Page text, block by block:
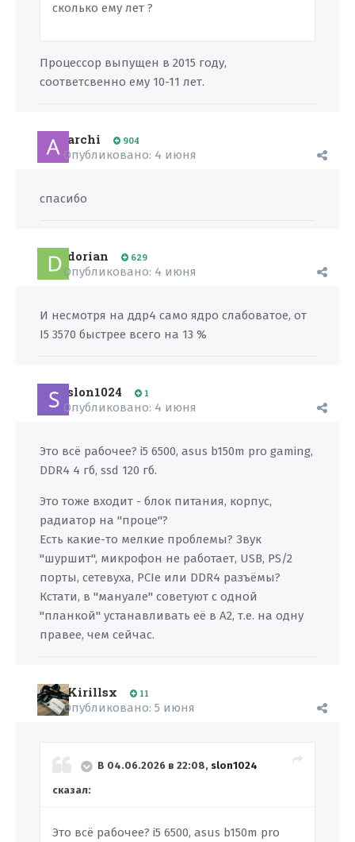
сколько ему лет ?
Процессор выпущен в 2015 году,
соответсвенно ему 10-11 лет.
archi 904
Опубликовано: 4 июня
спасибо
dorian 629
Опубликовано: 4 июня
И несмотря на ддр4 само ядро слабоватое, от
I5 3570 быстрее всего на 13 %
slon1024 1
Опубликовано: 4 июня
Это всё рабочее? i5 6500, asus b150m pro gaming,
DDR4 4 гб, ssd 120 гб.
Это тоже входит - блок питания, корпус,
радиатор на "проце"?
Есть какие-то мелкие проблемы? Звук
"шуршит", микрофон не работает, USB, PS/2
порты, сетевуха, PCIe или DDR4 разъёмы?
Кстати, в "мануале" советуют с одной
"планкой" устанавливать её в A2, т.е. на одну
правее, чем сейчас.
Kirillsx 11
Опубликовано: 5 июня
В 04.06.2026 в 22:08, slon1024
сказал:
Это всё рабочее? i5 6500, asus b150m pro